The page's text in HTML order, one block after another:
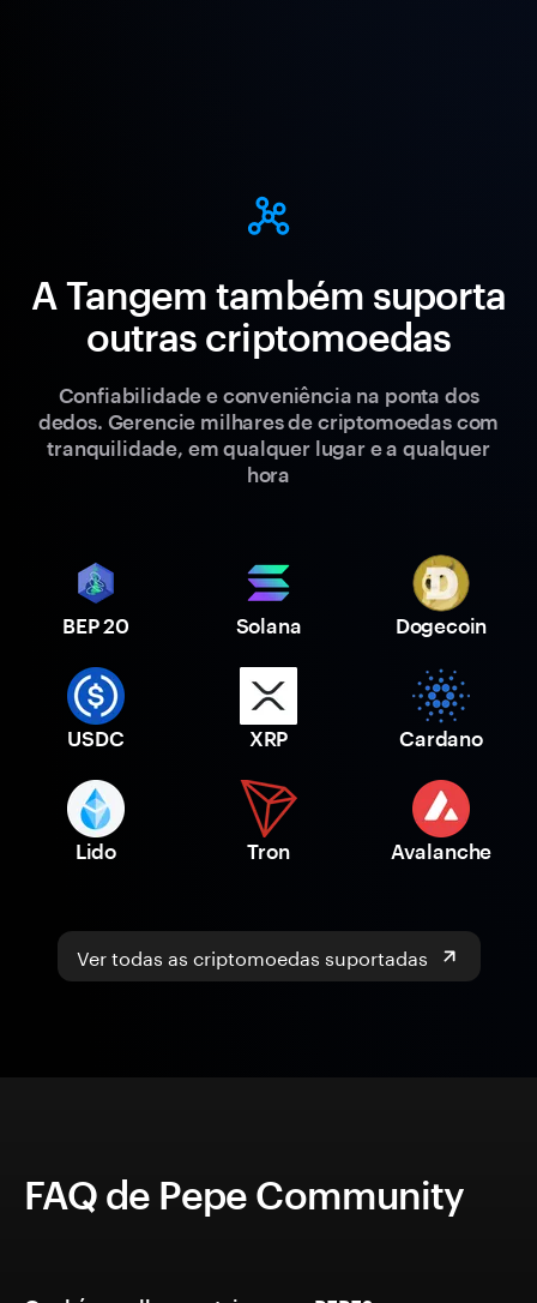
A Tangem também suporta
outras criptomoedas
Confiabilidade e conveniência na ponta dos
dedos. Gerencie milhares de criptomoedas com
tranquilidade, em qualquer lugar e a qualquer
hora
BEP 20 Solana Dogecoin
USDC XRP Cardano
Lido Tron Avalanche
Ver todas as criptomoedas suportadas
FAQ de Pepe Community